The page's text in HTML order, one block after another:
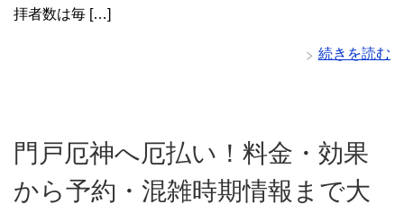
拝者数は毎 […]
続きを読む
門戸厄神へ厄払い！料金・効果
から予約・混雑時期情報まで大